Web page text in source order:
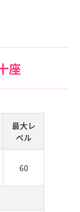
座
最大レ
ベル
60